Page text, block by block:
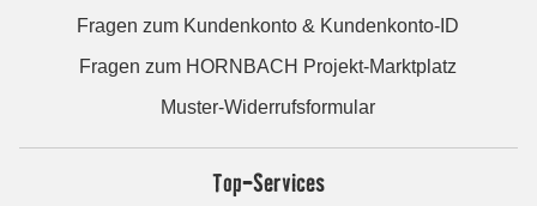
Fragen zum Kundenkonto & Kundenkonto-ID
Fragen zum HORNBACH Projekt-Marktplatz
Muster-Widerrufsformular
Top-Services